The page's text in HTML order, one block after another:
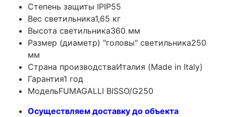
Степень защиты IPIP55
Вес светильника1,65 кг
Высота светильника360 мм
Размер (диаметр) "головы" светильника250
мм
Страна производстваИталия (Made in Italy)
Гарантия1 год
МодельFUMAGALLI BISSO/G250
Осуществляем доставку до объекта